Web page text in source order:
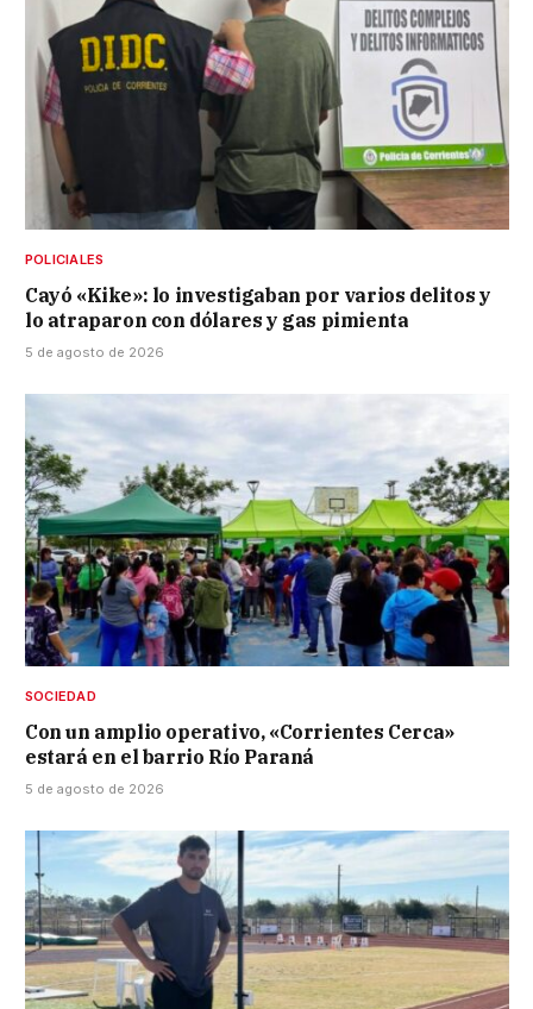
POLICIALES
Cayó «Kike»: lo investigaban por varios delitos y
lo atraparon con dólares y gas pimienta
5 de agosto de 2026
SOCIEDAD
Con un amplio operativo, «Corrientes Cerca»
estará en el barrio Río Paraná
5 de agosto de 2026